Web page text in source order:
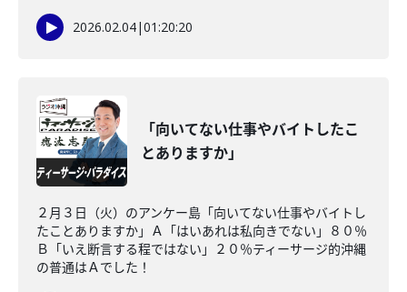
2026.02.04|01:20:20
「向いてない仕事やバイトしたこ
とありますか」
２月３日（火）のアンケー島「向いてない仕事やバイトし
たことありますか」Ａ「はいあれは私向きでない」８０％
Ｂ「いえ断言する程ではない」２０％ティーサージ的沖縄
の普通はＡでした！